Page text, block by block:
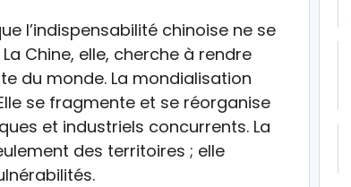
l’indispensabilité chinoise ne se
Chine, elle, cherche à rendre
du monde. La mondialisation
se fragmente et se réorganise
et industriels concurrents. La
des territoires ; elle